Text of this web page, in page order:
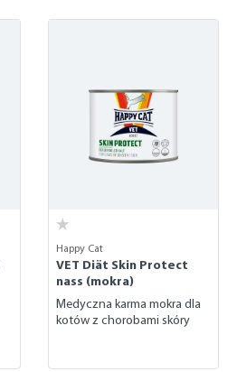
Happy Cat
VET Diät Skin Protect
nass (mokra)
Medyczna karma mokra dla
kotów z chorobami skóry